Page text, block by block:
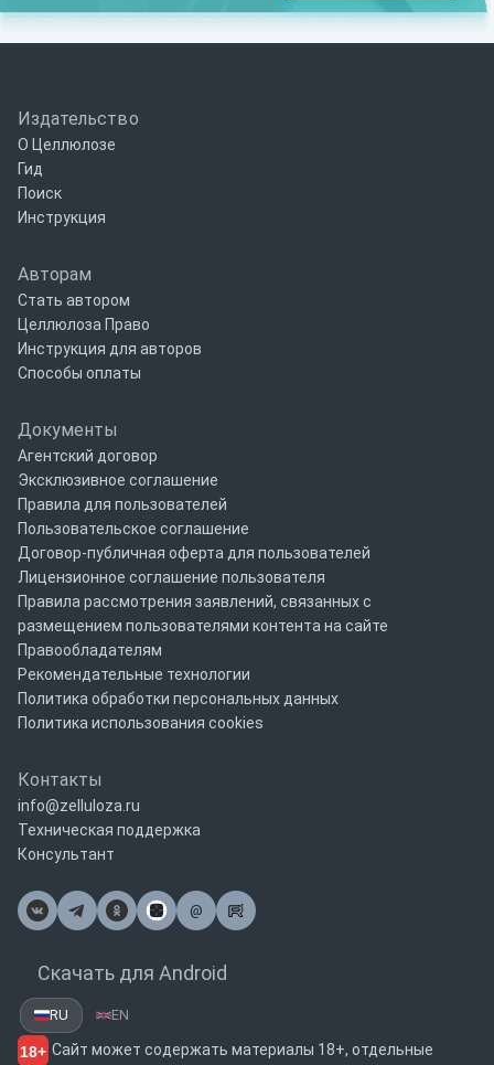
Издательство
О Целлюлозе
Гид
Поиск
Инструкция
Авторам
Стать автором
Целлюлоза Право
Инструкция для авторов
Способы оплаты
Документы
Агентский договор
Эксклюзивное соглашение
Правила для пользователей
Пользовательское соглашение
Договор-публичная оферта для пользователей
Лицензионное соглашение пользователя
Правила рассмотрения заявлений, связанных с
размещением пользователями контента на сайте
Правообладателям
Рекомендательные технологии
Политика обработки персональных данных
Политика использования cookies
Контакты
info@zelluloza.ru
Техническая поддержка
Консультант
@
Почта
Скачать для Android
RU EN
18+ Сайт может содержать материалы 18+, отдельные